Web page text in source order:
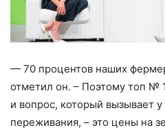
— 70 процентов наших
отметил он. – ​Поэтому топ №
и вопрос, который вызывает
переживания, – ​это цены на